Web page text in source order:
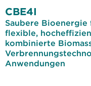
CBE4I
Saubere
flexible,
kombinierte
Anwendungen